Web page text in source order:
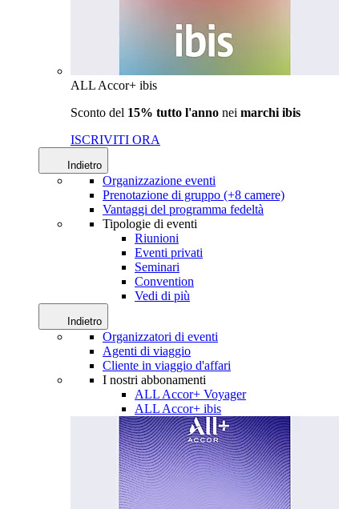
ALL Accor+ ibis
Sconto del 15% tutto l'anno nei marchi ibis
ISCRIVITI ORA
Indietro
Organizzazione eventi
Prenotazione di gruppo (+8 camere)
Vantaggi del programma fedeltà
Tipologie di eventi
Riunioni
Eventi privati
Seminari
Convention
Vedi di più
Indietro
Organizzatori di eventi
Agenti di viaggio
Cliente in viaggio d'affari
I nostri abbonamenti
ALL Accor+ Voyager
ALL Accor+ ibis